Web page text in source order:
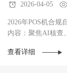
2026-04-05
2026年POS机合规
内容：聚焦AI核查
查看详细